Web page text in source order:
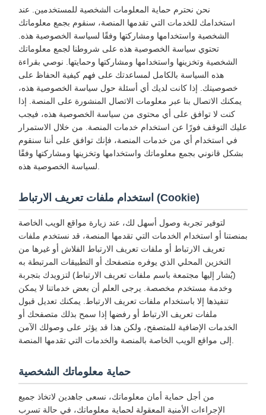
نحن نحترم حماية المعلومات الشخصية للمستخدمين. عند
استخدامك للخدمات التي تقدمها المنصة، سنقوم بجمع معلوماتك
الشخصية واستخدامها ومشاركتها وفقًا لسياسة الخصوصية هذه.
تحتوي سياسة الخصوصية هذه على شروطنا لجمع معلوماتك
الشخصية وتخزينها واستخدامها ومشاركتها وحمايتها. نوصي بقراءة
هذه السياسة بالكامل لمساعدتك على فهم كيفية الحفاظ على
خصوصيتك. إذا كانت لديك أي أسئلة حول سياسة الخصوصية هذه،
يمكنك الاتصال بنا عبر معلومات الاتصال المنشورة على المنصة. إذا
كنت لا توافق على أي محتوى من سياسة الخصوصية هذه، فيجب
عليك التوقف فورًا عن استخدام خدمات المنصة. من خلال الاستمرار
في استخدام أي من خدمات المنصة، فإنك توافق على أننا سنقوم
بشكل قانوني بجمع معلوماتك واستخدامها وتخزينها ومشاركتها وفقًا
استخدام ملفات تعريف الارتباط (Cookie)
لتوفير تجربة وصول أسهل لك، عند زيارة مواقع الويب الخاصة
بمنصتنا أو استخدام الخدمات التي تقدمها المنصة، قد نستخدم ملفات
تعريف الارتباط أو ملفات تعريف الارتباط الفلاش أو غيرها من
التخزين المحلي الذي يوفره متصفحك أو التطبيقات المرتبطة به
(يُشار إليها مجتمعة باسم ملفات تعريف الارتباط) لتزويدك بتجربة
وخدمة مستخدم مخصصة. يرجى العلم أن بعض خدماتنا لا يمكن
تنفيذها إلا باستخدام ملفات تعريف الارتباط. يمكنك تعديل قبول
ملفات تعريف الارتباط أو رفضها إذا سمح بذلك متصفحك أو
الخدمات الإضافية للمتصفح، ولكن هذا قد يؤثر على وصولك الآمن
حماية معلوماتك الشخصية
من أجل حماية أمان معلوماتك، نسعى جاهدين لاتخاذ جميع
الإجراءات الأمنية المعقولة لحماية معلوماتك، في حالة تسرب